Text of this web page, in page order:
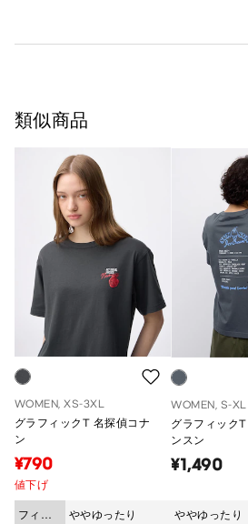
類似商品
WOMEN, XS-3XL
グラフィックT 名探偵コナ
ン
¥790
値下げ
フィッ
ややゆったり
WOMEN, S-XL
グラフィック
ンスン
¥1,490
ややゆったり